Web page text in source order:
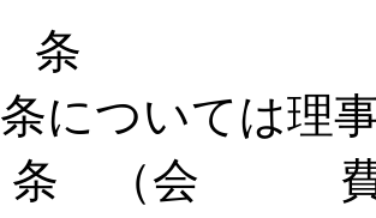
条
については理
条 （会